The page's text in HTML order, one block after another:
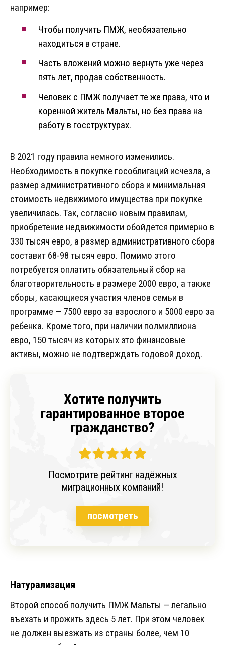
например:
Чтобы получить ПМЖ, необязательно
находиться в стране.
Часть вложений можно вернуть уже через
пять лет, продав собственность.
Человек с ПМЖ получает те же права, что и
коренной житель Мальты, но без права на
работу в госструктурах.
В 2021 году правила немного изменились.
Необходимость в покупке гособлигаций исчезла, а
размер административного сбора и минимальная
стоимость недвижимого имущества при покупке
увеличилась. Так, согласно новым правилам,
приобретение недвижимости обойдется примерно в
330 тысяч евро, а размер административного сбора
составит 68-98 тысяч евро. Помимо этого
потребуется оплатить обязательный сбор на
благотворительность в размере 2000 евро, а также
сборы, касающиеся участия членов семьи в
программе — 7500 евро за взрослого и 5000 евро за
ребенка. Кроме того, при наличии полмиллиона
евро, 150 тысяч из которых это финансовые
активы, можно не подтверждать годовой доход.
Хотите получить
гарантированное второе
гражданство?
Посмотрите рейтинг надёжных
миграционных компаний!
посмотреть
Натурализация
Второй способ получить ПМЖ Мальты — легально
въехать и прожить здесь 5 лет. При этом человек
не должен выезжать из страны более, чем 10